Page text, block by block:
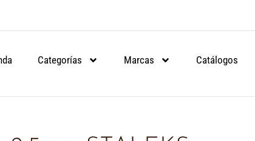
DE 90€.
DE 90€.
DE 90€.
Categorías Marcas Catálogos